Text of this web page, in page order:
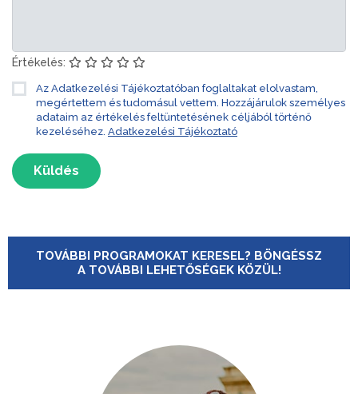
Értékelés:
Az Adatkezelési Tájékoztatóban foglaltakat elolvastam,
megértettem és tudomásul vettem. Hozzájárulok személyes
adataim az értékelés feltüntetésének céljából történő
kezeléséhez. Adatkezelési Tájékoztató
Küldés
TOVÁBBI PROGRAMOKAT KERESEL? BÖNGÉSSZ
A TOVÁBBI LEHETŐSÉGEK KÖZÜL!